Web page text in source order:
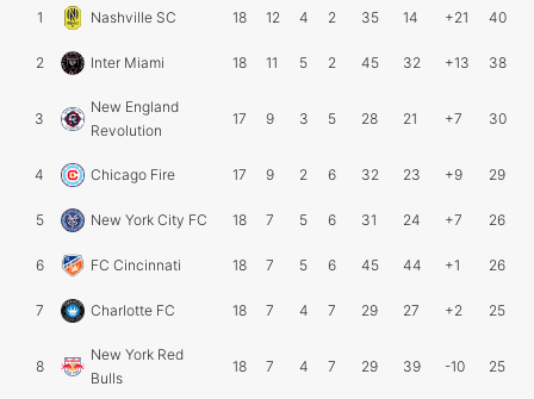
1 Nashville SC 18 12 4 2 35 14 +21 40
2 Inter Miami 18 11 5 2 45 32 +13 38
3
New England
Revolution
17 9 3 5 28 21 +7 30
4 Chicago Fire 17 9 2 6 32 23 +9 29
5 New York City FC 18 7 5 6 31 24 +7 26
6 FC Cincinnati 18 7 5 6 45 44 +1 26
7 Charlotte FC 18 7 4 7 29 27 +2 25
8
New York Red
Bulls
18 7 4 7 29 39 -10 25